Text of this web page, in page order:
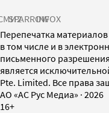
SPARROWINFOX
Перепечатка
в том числе и в
письменного
является
Pte. Limited. Все права
AO «АС Рус Медиа» · 2026
16+